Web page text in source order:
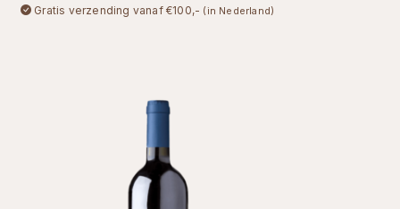
Gratis verzending vanaf €100,- (in Nederland)